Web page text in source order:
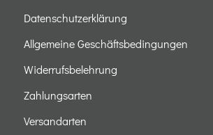
Datenschutzerklärung
Allgemeine Geschäftsbedingungen
Widerrufsbelehrung
Zahlungsarten
Versandarten